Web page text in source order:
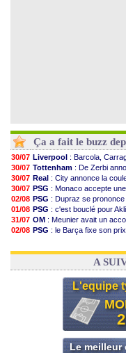
Ça a fait le buzz
30/07 Liverpool : Barcola,
30/07 Tottenham : De Zerbi
30/07 Real : City annonce la
30/07 PSG : Monaco accepte
02/08 PSG : Dupraz se
01/08 PSG : c'est bouclé pour
31/07 OM : Meunier avait un
02/08 PSG : le Barça fixe son
03/08 FIFA: Infantino sollicite
A
L'equipe
Le meilleur